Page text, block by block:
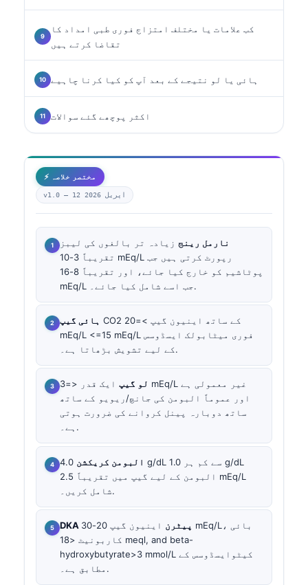
کب علامات یا مختلف امتزاج فوری طبی امداد کا
تقاضا کرتے ہیں
ہائی یا لو نتیجے کے بعد آپ کو کیا کرنا چاہیے
اکثر پوچھے گئے سوالات
⚡ مختصر خلاصہ
v1.0 — 12 اپریل 2026
نارمل رینج زیادہ تر بالغوں کی لیبز
تقریباً 3-10 mEq/L رپورٹ کرتی ہیں جب
پوٹاشیم کو خارج کیا جائے، اور تقریباً 8-16
mEq/L جب اسے شامل کیا جائے۔.
ہائی گیپ CO2 کے ساتھ اینیون گیپ >=20
mEq/L <=15 mEq/L فوری میٹابولک ایسڈوسس
کے لیے تشویش بڑھاتا ہے۔.
لو گیپ
ایک قدر <=3 mEq/L غیر معمولی ہے
اور عموماً البومن کی جانچ/ریویو کے ساتھ
ساتھ دوبارہ پینل کروانے کی ضرورت ہوتی
ہے۔.
البومن کریکشن 4.0 g/dL سے کم ہر 1.0 g/dL
البومن کے لیے گیپ میں تقریباً 2.5 mEq/L
شامل کریں۔.
DKA پیٹرن
اینیون گیپ 20-30 mEq/L، بائی
کاربونیٹ <18 meql, and beta-
hydroxybutyrate>3 mmol/L کیٹوایسڈوسس کے
مطابق ہے۔.